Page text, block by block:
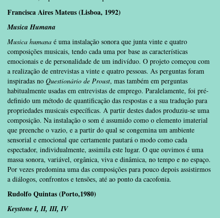
Francisca Aires Mateus (Lisboa, 1992)
Musica Humana
Musica humana é uma instalação sonora que junta vinte e quatro
composições musicais, tendo cada uma por base as características
emocionais e de personalidade de um indivíduo. O projeto começou com
a realização de entrevistas a vinte e quatro pessoas. As perguntas foram
inspiradas no Questionário de Proust, mas também em perguntas
habitualmente usadas em entrevistas de emprego. Paralelamente, foi pré-
definido um método de quantificação das respostas e a sua tradução para
propriedades musicais específicas. A partir destes dados produziu-se uma
composição. Na instalação o som é assumido como o elemento imaterial
que preenche o vazio, e a partir do qual se congemina um ambiente
sensorial e emocional que certamente pautará o modo como cada
espectador, individualmente, assimila este lugar. O que ouvimos é uma
massa sonora, variável, orgânica, viva e dinâmica, no tempo e no espaço.
Por vezes predomina uma das composições para pouco depois assistirmos
a diálogos, confrontos e tensões, até ao ponto da cacofonia.
Rudolfo Quintas (Porto,1980)
Keystone I, II, III, IV